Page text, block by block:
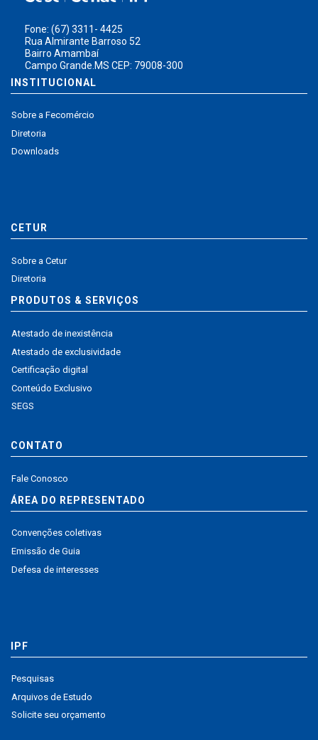
Fone: (67) 3311- 4425
Rua Almirante Barroso 52
Bairro Amambaí
Campo Grande.MS CEP: 79008-300
INSTITUCIONAL
Sobre a Fecomércio
Diretoria
Downloads
CETUR
Sobre a Cetur
Diretoria
PRODUTOS & SERVIÇOS
Atestado de inexistência
Atestado de exclusividade
Certificação digital
Conteúdo Exclusivo
SEGS
CONTATO
Fale Conosco
ÁREA DO REPRESENTADO
Convenções coletivas
Emissão de Guia
Defesa de interesses
IPF
Pesquisas
Arquivos de Estudo
Solicite seu orçamento